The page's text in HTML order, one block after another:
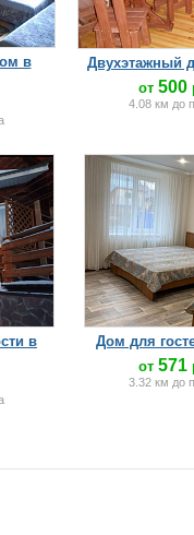
в
Двухэтажный
от 500
4.08 км до
в
Дом для
от 571
3.32 км до